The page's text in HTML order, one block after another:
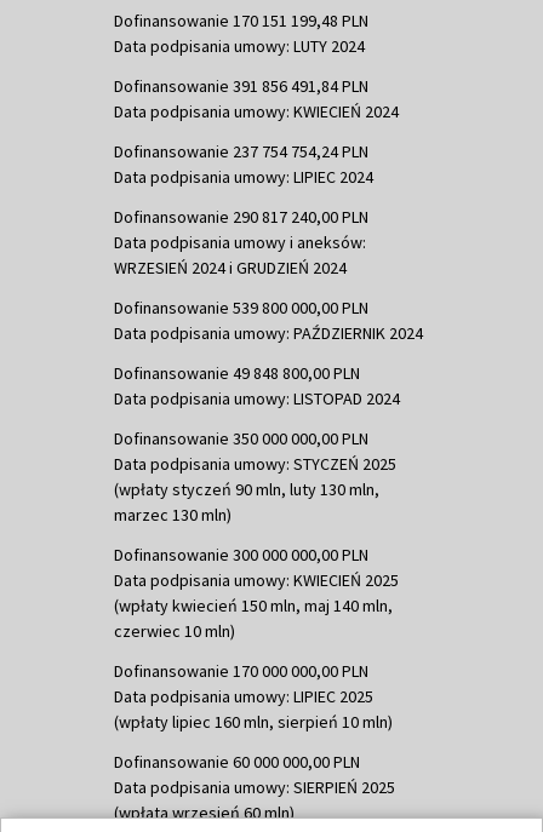
Dofinansowanie 170 151 199,48 PLN
Data podpisania umowy: LUTY 2024
Dofinansowanie 391 856 491,84 PLN
Data podpisania umowy: KWIECIEŃ 2024
Dofinansowanie 237 754 754,24 PLN
Data podpisania umowy: LIPIEC 2024
Dofinansowanie 290 817 240,00 PLN
Data podpisania umowy i aneksów:
WRZESIEŃ 2024 i GRUDZIEŃ 2024
Dofinansowanie 539 800 000,00 PLN
Data podpisania umowy: PAŹDZIERNIK 2024
Dofinansowanie 49 848 800,00 PLN
Data podpisania umowy: LISTOPAD 2024
Dofinansowanie 350 000 000,00 PLN
Data podpisania umowy: STYCZEŃ 2025
(wpłaty styczeń 90 mln, luty 130 mln,
marzec 130 mln)
Dofinansowanie 300 000 000,00 PLN
Data podpisania umowy: KWIECIEŃ 2025
(wpłaty kwiecień 150 mln, maj 140 mln,
czerwiec 10 mln)
Dofinansowanie 170 000 000,00 PLN
Data podpisania umowy: LIPIEC 2025
(wpłaty lipiec 160 mln, sierpień 10 mln)
Dofinansowanie 60 000 000,00 PLN
Data podpisania umowy: SIERPIEŃ 2025
(wpłata wrzesień 60 mln)